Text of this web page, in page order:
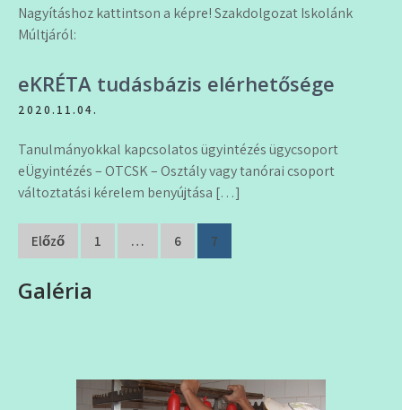
Nagyításhoz kattintson a képre! Szakdolgozat Iskolánk
Múltjáról:
eKRÉTA tudásbázis elérhetősége
2020.11.04.
Tanulmányokkal kapcsolatos ügyintézés ügycsoport
eÜgyintézés – OTCSK – Osztály vagy tanórai csoport
változtatási kérelem benyújtása […]
Bejegyzés
navigáció
Előző 1 … 6 7
Galéria